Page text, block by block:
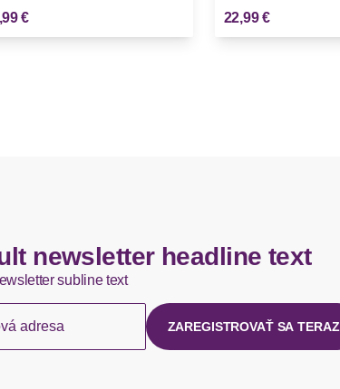
€
22,99 €
newsletter headline text
subline text
adresa ZAREGISTROVAŤ SA TERAZ